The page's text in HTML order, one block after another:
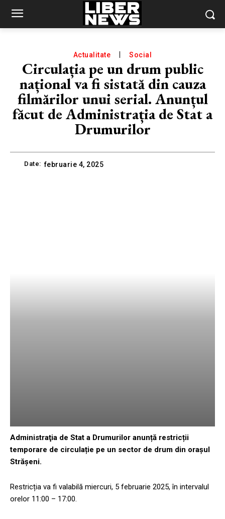
Actualitate Social
Circulația pe un drum public
național va fi sistată din cauza
filmărilor unui serial. Anunțul
făcut de Administrația de Stat a
Drumurilor
Date: februarie 4, 2025
Administraţia de Stat a Drumurilor anunță restricții
temporare de circulație pe un sector de drum din orașul
Strășeni.
Restricția va fi valabilă miercuri, 5 februarie 2025, în intervalul
orelor 11:00 – 17:00.